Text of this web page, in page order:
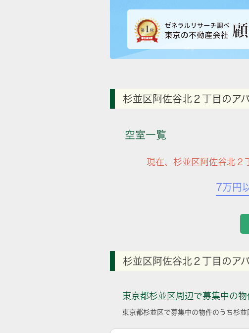
杉並区阿佐谷北２丁目のア
空室一覧
現在、杉並区阿佐谷北２
7万円
杉並区阿佐谷北２丁目のア
東京都杉並区周辺で募集中の物
東京都杉並区で募集中の物件のうち杉